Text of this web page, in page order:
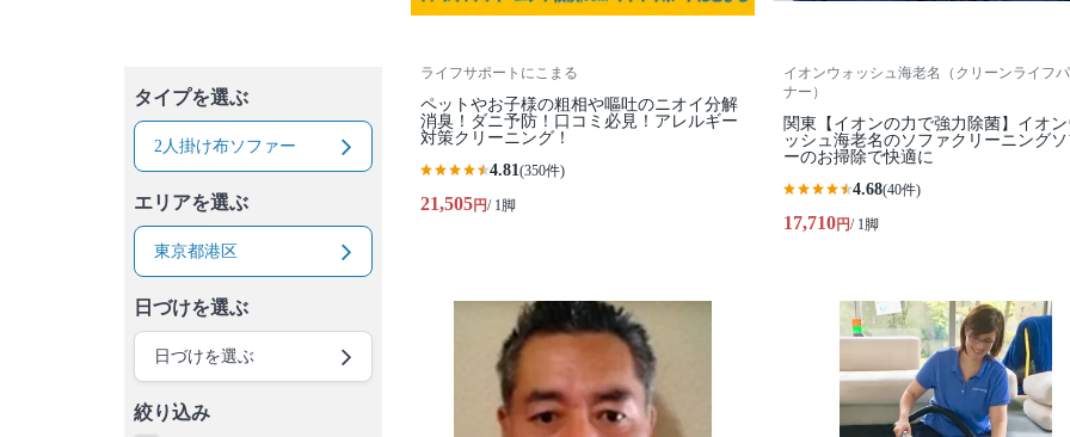
タイプを選ぶ
2人掛け布ソファー
エリアを選ぶ
東京都港区
日づけを選ぶ
日づけを選ぶ
絞り込み
ライフサポートにこまる
ペットやお子様の粗相や嘔吐のニオイ分解
消臭！ダニ予防！口コミ必見！アレルギー
対策クリーニング！
4.81(350件)
21,505円/ 1脚
イオンウォッシュ海老名（クリーンライフパ
ナー）
関東【イオンの力で強力除菌】イオン
ッシュ海老名のソファクリーニング
ーのお掃除で快適に
4.68(40件)
17,710円/ 1脚